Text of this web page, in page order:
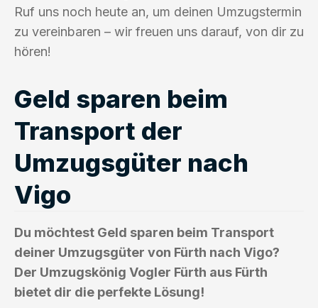
Ruf uns noch heute an, um deinen Umzugstermin
zu vereinbaren – wir freuen uns darauf, von dir zu
hören!
Geld sparen beim
Transport der
Umzugsgüter nach
Vigo
Du möchtest Geld sparen beim Transport
deiner Umzugsgüter von Fürth nach Vigo?
Der Umzugskönig Vogler Fürth aus Fürth
bietet dir die perfekte Lösung!